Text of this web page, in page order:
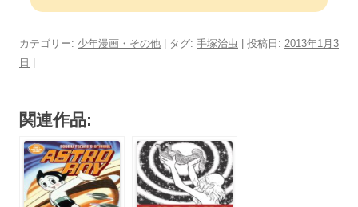
カテゴリー: 少年漫画・その他 | タグ: 手塚治虫 | 投稿日: 2013年1月3
日
関連作品: